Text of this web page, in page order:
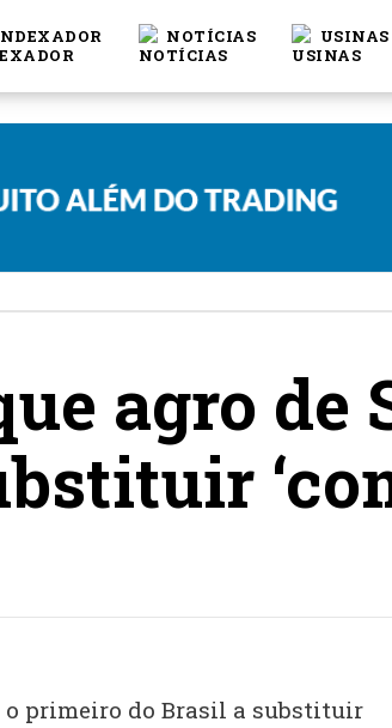
NOTÍCIAS USINAS
agro de
o primeiro do Brasil a substituir